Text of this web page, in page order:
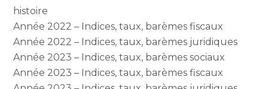
histoire
Année 2022 – Indices, taux, barèmes fiscaux
Année 2022 – Indices, taux, barèmes juridiques
Année 2023 – Indices, taux, barèmes sociaux
Année 2023 – Indices, taux, barèmes fiscaux